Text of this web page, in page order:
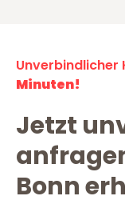
Minuten!
Jetzt
Bonn